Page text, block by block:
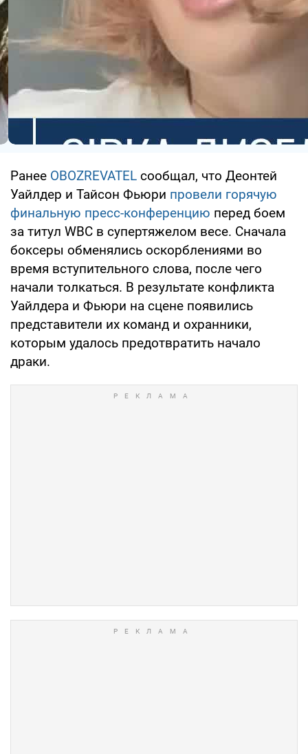
Ранее OBOZREVATEL сообщал, что Деонтей
Уайлдер и Тайсон Фьюри провели горячую
финальную пресс-конференцию перед боем
за титул WBC в супертяжелом весе. Сначала
боксеры обменялись оскорблениями во
время вступительного слова, после чего
начали толкаться. В результате конфликта
Уайлдера и Фьюри на сцене появились
представители их команд и охранники,
которым удалось предотвратить начало
драки.